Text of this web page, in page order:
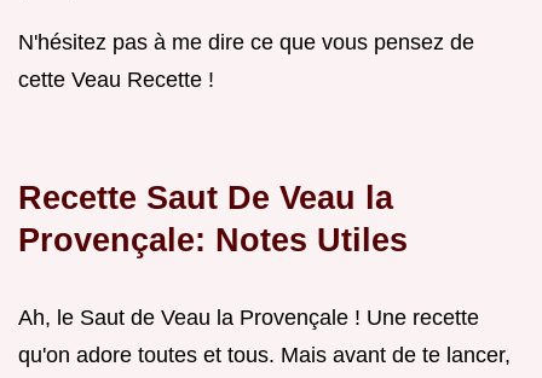
N'hésitez pas à me dire ce que vous pensez de
cette Veau Recette !
Recette Saut De Veau la
Provençale: Notes Utiles
Ah, le Saut de Veau la Provençale ! Une recette
qu'on adore toutes et tous. Mais avant de te lancer,